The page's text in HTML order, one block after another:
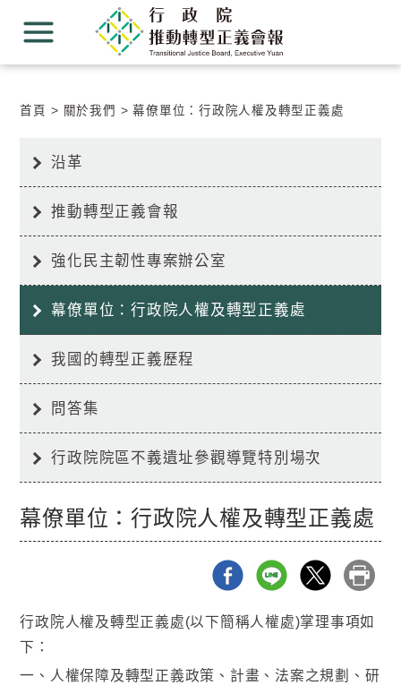
要
Center
要
首頁 關於我們 幕僚單位：行政院人權及轉型正義處
沿革
推動轉型正義會報
強化民主韌性專案辦公室
幕僚單位：行政院人權及轉型正義處
我國的轉型正義歷程
問答集
行政院院區不義遺址參觀導覽特別場次
幕僚單位：行政院人權及轉型正義處
行政院人權及轉型正義處(以下簡稱人權處)掌理事項如
下：
一、人權保障及轉型正義政策、計畫、法案之規劃、研